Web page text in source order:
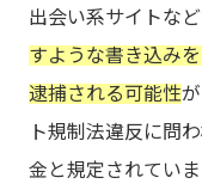
出会い系サイトなど
すような書き込み
逮捕される可能性
ト規制法違反に問
金と規定されていま